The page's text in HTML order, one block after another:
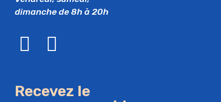
dimanche de 8h à 20h
Recevez le